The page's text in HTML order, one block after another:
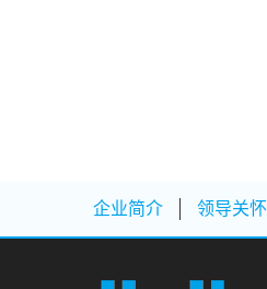
企业简介 领导关怀